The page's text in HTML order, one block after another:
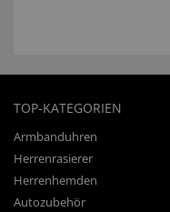
TOP-KATEGORIEN
Armbanduhren
Herrenrasierer
Herrenhemden
Autozubehör